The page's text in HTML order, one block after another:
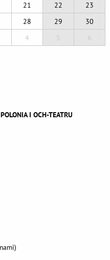
21 22
23
28 29
30
4 5 6
I OCH-TEATRU